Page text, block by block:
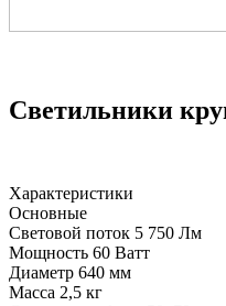
Светильники
Характеристики
Основные
Световой поток 5 750 Лм
Мощность 60 Ватт
Диаметр 640 мм
Масса 2,5 кг